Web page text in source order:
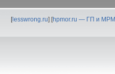
[lesswrong.ru] [hpmor.ru — ГП и МРМ